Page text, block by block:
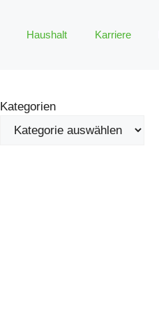
Haushalt Karriere
Kategorien